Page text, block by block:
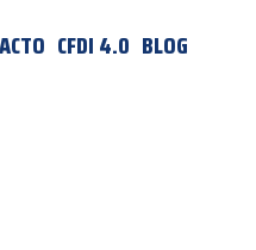
CFDI 4.0 BLOG